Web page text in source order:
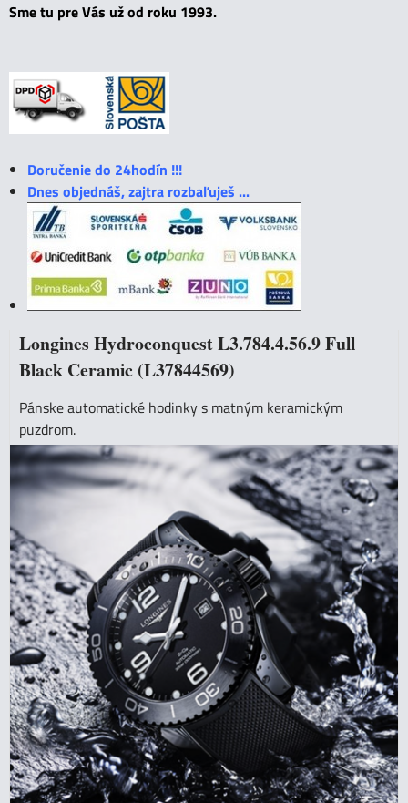
Sme tu pre Vás už od roku 1993.
Doručenie do 24hodín !!!
Dnes objednáš, zajtra rozbaľuješ ...
Longines Hydroconquest L3.784.4.56.9 Full
Black Ceramic (L37844569)
Pánske automatické hodinky s matným keramickým
puzdrom.